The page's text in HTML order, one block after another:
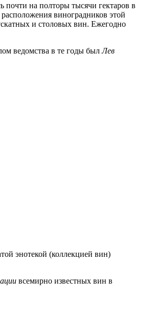
почти на полторы тысячи гектаров в
виноградников этой
и столовых вин. Ежегодно
ведомства в те годы былЛев
энотекой (коллекцией вин)
всемирно известных вин в